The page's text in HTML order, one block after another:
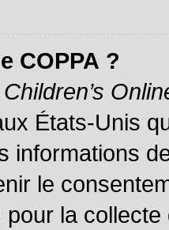
COPPA ?
Children’s
États-Unis
informations
le
pour la